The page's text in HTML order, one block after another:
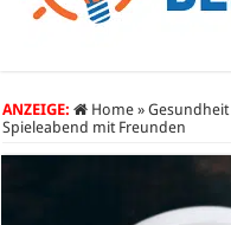
ANZEIGE: Home » Gesundheit
Spieleabend mit Freunden